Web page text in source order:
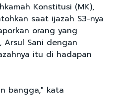
Konstitusi (MK),
saat ijazah S3-nya
orang yang
Arsul Sani dengan
itu di hadapan
bangga," kata